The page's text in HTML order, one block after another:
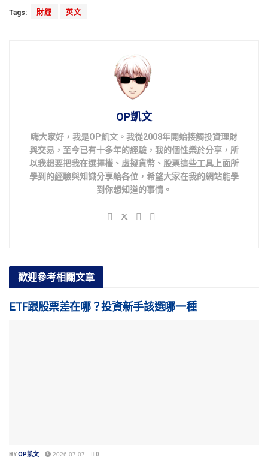
Tags: 財經 英文
OP凱文
嗨大家好，我是OP凱文。我從2008年開始接觸投資理財
與交易，至今已有十多年的經驗，我的個性樂於分享，所
以我想要把我在選擇權、虛擬貨幣、股票這些工具上面所
學到的經驗與知識分享給各位，希望大家在我的網站能學
到你想知道的事情。
歡迎參考相關文章
ETF跟股票差在哪？投資新手該選哪一種
BYOP凱文 2026-07-07 0